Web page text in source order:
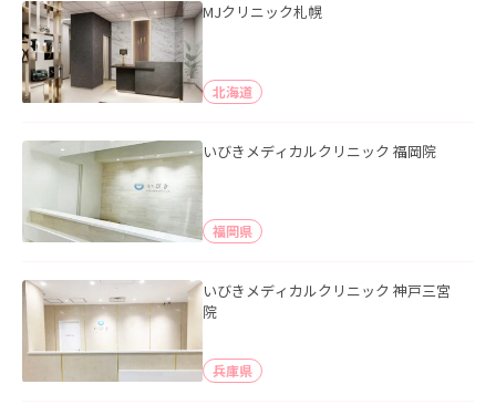
MJクリニック札幌
北海道
いびきメディカルクリニック 福岡院
福岡県
いびきメディカルクリニック 神戸三宮
院
兵庫県